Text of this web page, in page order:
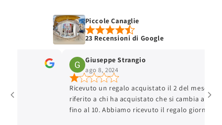
Piccole Canaglie
23 Recensioni di Google
Giuseppe Strangio
ago 8, 2024
Ricevuto un regalo acquistato il 2 del mese,
riferito a chi ha acquistato che si cambia al
fino al 10. Abbiamo ricevuto il regalo giorno 6,